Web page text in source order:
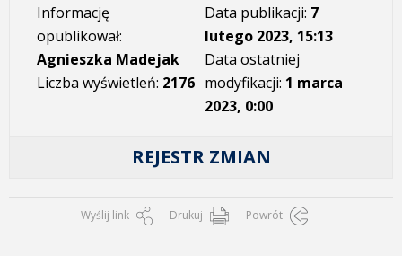
Informację
opublikował:
Agnieszka Madejak
Liczba wyświetleń: 2176
Data publikacji: 7
lutego 2023, 15:13
Data ostatniej
modyfikacji: 1 marca
2023, 0:00
REJESTR ZMIAN
Wyślij link Drukuj Powrót